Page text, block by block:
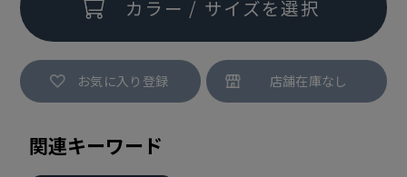
カラー / サイズを選択
お気に入り登録
関連キーワード